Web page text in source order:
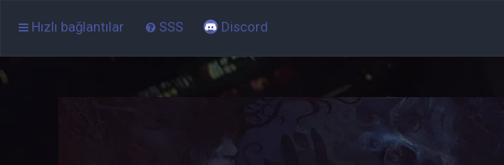
Hızlı bağlantılar SSS Discord